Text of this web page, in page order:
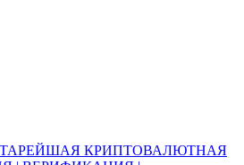
- СТАРЕЙШАЯ КРИПТОВАЛЮТНАЯ